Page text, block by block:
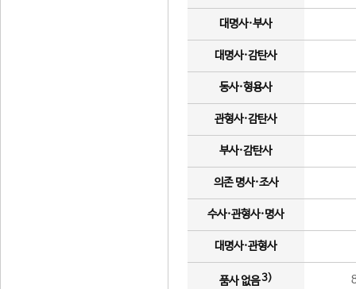
대명사·부사
대명사·감탄사
동사·형용사
관형사·감탄사
부사·감탄사
의존 명사·조사
수사·관형사·명사
대명사·관형사
품사 없음3)